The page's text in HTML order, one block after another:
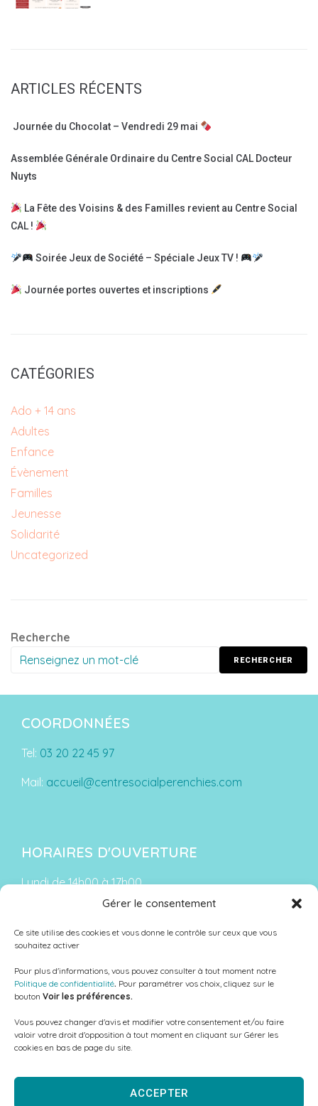
Gérer le consentement
Ce site utilise des cookies et vous donne le contrôle sur ceux que vous
souhaitez activer
Pour plus d'informations, vous pouvez consulter à tout moment notre
Politique de confidentialité. Pour paramétrer vos choix, cliquez sur le
bouton Voir les préférences.
Vous pouvez changer d'avis et modifier votre consentement et/ou faire
valoir votre droit d'opposition à tout moment en cliquant sur Gérer les
cookies en bas de page du site.
ACCEPTER
ARTICLES RÉCENTS
Journée du Chocolat – Vendredi 29 mai
Assemblée Générale Ordinaire du Centre Social CAL Docteur
Nuyts
La Fête des Voisins & des Familles revient au Centre Social
CAL !
Soirée Jeux de Société – Spéciale Jeux TV !
Journée portes ouvertes et inscriptions
CATÉGORIES
Ado + 14 ans
Adultes
Enfance
Évènement
Familles
Jeunesse
Solidarité
Uncategorized
Recherche
RECHERCHER
COORDONNÉES
Tel: 03 20 22 45 97
Mail: accueil@centresocialperenchies.com
HORAIRES D'OUVERTURE
Lundi de 14h00 à 17h00
Du mardi au vendredi :
De 9h00 à 12h00 et de 13h30 à 18h00
Fermé le samedi en période de vacances scolaires
NOUS SUIVRE